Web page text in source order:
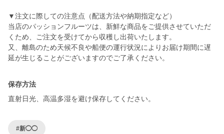
▼注文に際しての注意点（配送方法や納期指定など）
当店のパッションフルーツは、新鮮な商品をご提供させていただ
くため、ご注文を受けてから収穫し出荷いたします。
又、離島のため天候不良や船便の運行状況によりお届け期間に遅
延が生じることがございますのでご了承ください。
保存方法
直射日光、高温多湿を避け保存してください。
#新◯◯